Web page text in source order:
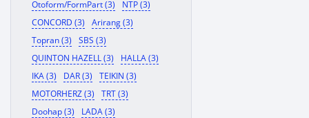
Otoform/FormPart (3)
NTP (3)
CONCORD (3)
Arirang (3)
Topran (3)
SBS (3)
QUINTON HAZELL (3)
HALLA (3)
IKA (3)
DAR (3)
TEIKIN (3)
MOTORHERZ (3)
TRT (3)
Doohap (3)
LADA (3)